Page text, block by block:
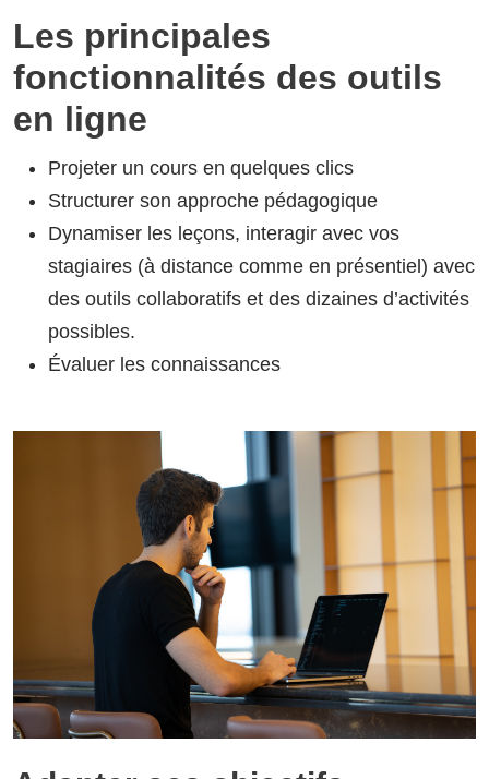
Les principales
fonctionnalités des outils
en ligne
Projeter un cours en quelques clics
Structurer son approche pédagogique
Dynamiser les leçons, interagir avec vos
stagiaires (à distance comme en présentiel) avec
des outils collaboratifs et des dizaines d’activités
possibles.
Évaluer les connaissances